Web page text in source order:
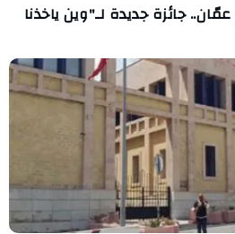
جائزة جديدة لـ"وين ياخذنا